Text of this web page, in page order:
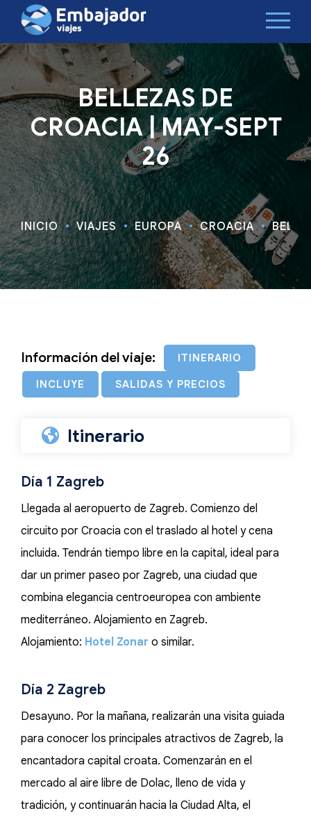
BELLEZAS DE
CROACIA | MAY-SEPT
26
INICIO VIAJES EUROPA CROACIA
Información del viaje: ITINERARIO
INCLUYE SALIDAS Y PRECIOS
Itinerario
Día 1 Zagreb
Llegada al aeropuerto de Zagreb. Comienzo del
circuito por Croacia con el traslado al hotel y cena
incluida. Tendrán tiempo libre en la capital, ideal para
dar un primer paseo por Zagreb, una ciudad que
combina elegancia centroeuropea con ambiente
mediterráneo. Alojamiento en Zagreb.
Alojamiento: Hotel Zonar o similar.
Día 2 Zagreb
Desayuno. Por la mañana, realizarán una visita guiada
para conocer los principales atractivos de Zagreb, la
encantadora capital croata. Comenzarán en el
mercado al aire libre de Dolac, lleno de vida y
tradición, y continuarán hacia la Ciudad Alta, el